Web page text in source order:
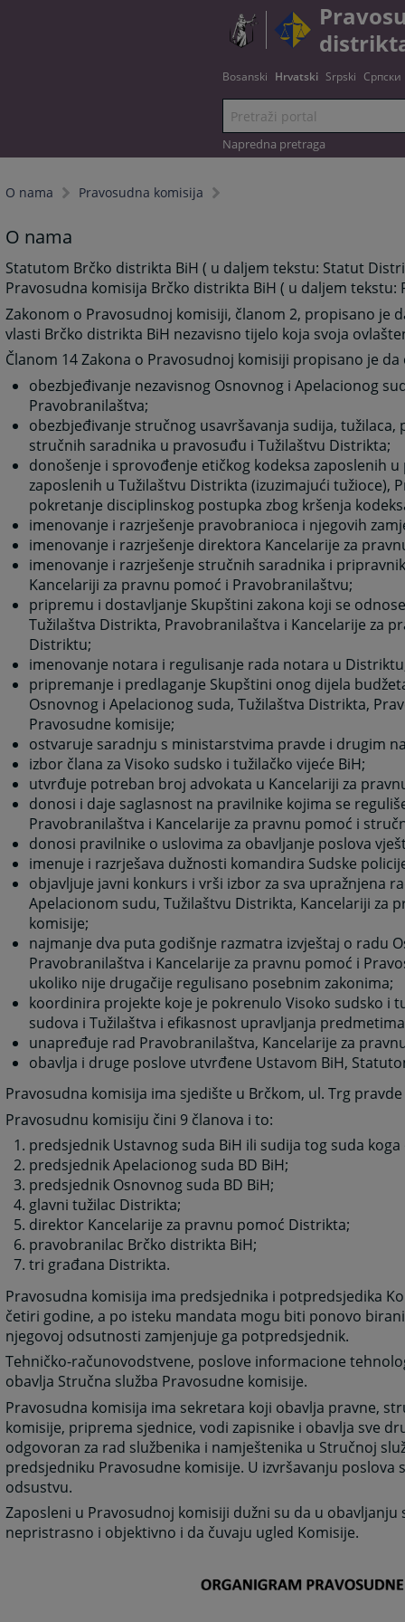
Bosanski Hrvatski Srpski Српски
Napredna pretraga
O nama Pravosudna komisija
O nama
Statutom Brčko distrikta BiH ( u daljem tekstu: Statut
Pravosudna komisija Brčko distrikta BiH ( u daljem tekstu:
Zakonom o Pravosudnoj komisiji, članom 2, propisano je
vlasti Brčko distrikta BiH nezavisno tijelo koja svoja
Članom 14 Zakona o Pravosudnoj komisiji propisano je
obezbjeđivanje nezavisnog Osnovnog i Apelacionog
Pravobranilaštva;
obezbjeđivanje stručnog usavršavanja sudija,
stručnih saradnika u pravosuđu i Tužilaštvu Distrikta;
donošenje i sprovođenje etičkog kodeksa zaposlenih
zaposlenih u Tužilaštvu Distrikta (izuzimajući tužioce),
pokretanje disciplinskog postupka zbog kršenja
imenovanje i razrješenje pravobranioca i njegovih
imenovanje i razrješenje direktora Kancelarije za
imenovanje i razrješenje stručnih saradnika i
Kancelariji za pravnu pomoć i Pravobranilaštvu;
pripremu i dostavljanje Skupštini zakona koji se
Tužilaštva Distrikta, Pravobranilaštva i Kancelarije za
Distriktu;
imenovanje notara i regulisanje rada notara u
pripremanje i predlaganje Skupštini onog dijela
Osnovnog i Apelacionog suda, Tužilaštva Distrikta,
Pravosudne komisije;
ostvaruje saradnju s ministarstvima pravde i drugim
izbor člana za Visoko sudsko i tužilačko vijeće BiH;
utvrđuje potreban broj advokata u Kancelariji za
donosi i daje saglasnost na pravilnike kojima se
Pravobranilaštva i Kancelarije za pravnu pomoć i
donosi pravilnike o uslovima za obavljanje poslova
imenuje i razrješava dužnosti komandira Sudske
objavljuje javni konkurs i vrši izbor za sva upražnjena
Apelacionom sudu, Tužilaštvu Distrikta, Kancelariji za
komisije;
najmanje dva puta godišnje razmatra izvještaj o radu
Pravobranilaštva i Kancelarije za pravnu pomoć i
ukoliko nije drugačije regulisano posebnim zakonima;
koordinira projekte koje je pokrenulo Visoko sudsko i
sudova i Tužilaštva i efikasnost upravljanja
unapređuje rad Pravobranilaštva, Kancelarije za
obavlja i druge poslove utvrđene Ustavom BiH,
Pravosudna komisija ima sjedište u Brčkom, ul. Trg
Pravosudnu komisiju čini 9 članova i to:
predsjednik Ustavnog suda BiH ili sudija tog suda
predsjednik Apelacionog suda BD BiH;
predsjednik Osnovnog suda BD BiH;
glavni tužilac Distrikta;
direktor Kancelarije za pravnu pomoć Distrikta;
pravobranilac Brčko distrikta BiH;
tri građana Distrikta.
Pravosudna komisija ima predsjednika i potpredsjedika
četiri godine, a po isteku mandata mogu biti ponovo
njegovoj odsutnosti zamjenjuje ga potpredsjednik.
Tehničko-računovodstvene, poslove informacione
obavlja Stručna služba Pravosudne komisije.
Pravosudna komisija ima sekretara koji obavlja pravne,
komisije, priprema sjednice, vodi zapisnike i obavlja sve
odgovoran za rad službenika i namještenika u Stručnoj
predsjedniku Pravosudne komisije. U izvršavanju
odsustvu.
Zaposleni u Pravosudnoj komisiji dužni su da u
nepristrasno i objektivno i da čuvaju ugled Komisije.